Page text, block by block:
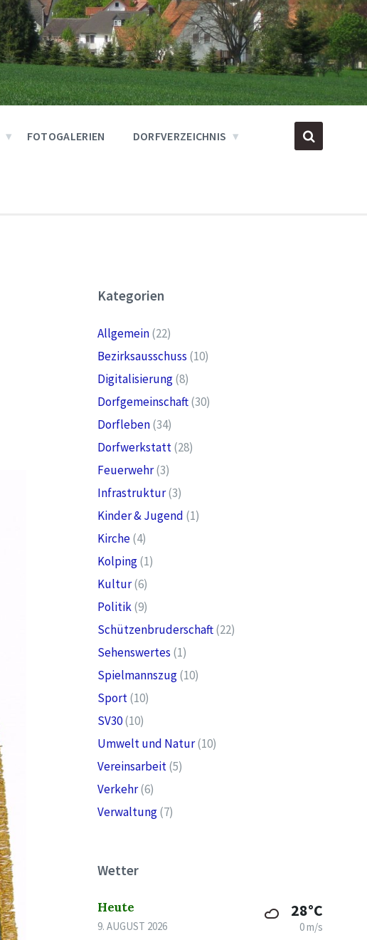
FOTOGALERIEN DORFVERZEICHNIS
Kategorien
Allgemein(22)
Bezirksausschuss (10)
Digitalisierung(8)
Dorfgemeinschaft(30)
Dorfleben(34)
Dorfwerkstatt(28)
Feuerwehr(3)
Infrastruktur(3)
Kinder & Jugend (1)
Kirche(4)
Kolping(1)
Kultur(6)
Politik(9)
Schützenbruderschaft(22)
Sehenswertes (1)
Spielmannszug(10)
Sport(10)
SV30(10)
Umwelt und Natur(10)
Vereinsarbeit(5)
Verkehr(6)
Verwaltung(7)
Wetter
Heute
9. AUGUST 2026
28°C
0 m/s